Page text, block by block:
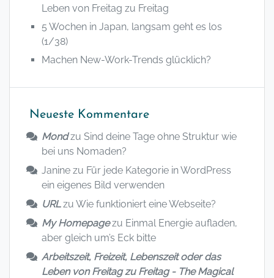
Leben von Freitag zu Freitag
5 Wochen in Japan, langsam geht es los
(1/38)
Machen New-Work-Trends glücklich?
Neueste Kommentare
Mondzu Sind deine Tage ohne Struktur wie
bei uns Nomaden?
Janine zu Für jede Kategorie in WordPress
ein eigenes Bild verwenden
URLzu Wie funktioniert eine Webseite?
My Homepagezu Einmal Energie aufladen,
aber gleich um’s Eck bitte
Arbeitszeit, Freizeit, Lebenszeit oder das
Leben von Freitag zu Freitag - The Magical